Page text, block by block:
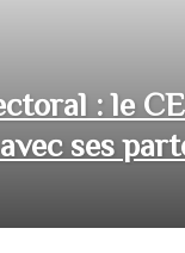
: le
ses